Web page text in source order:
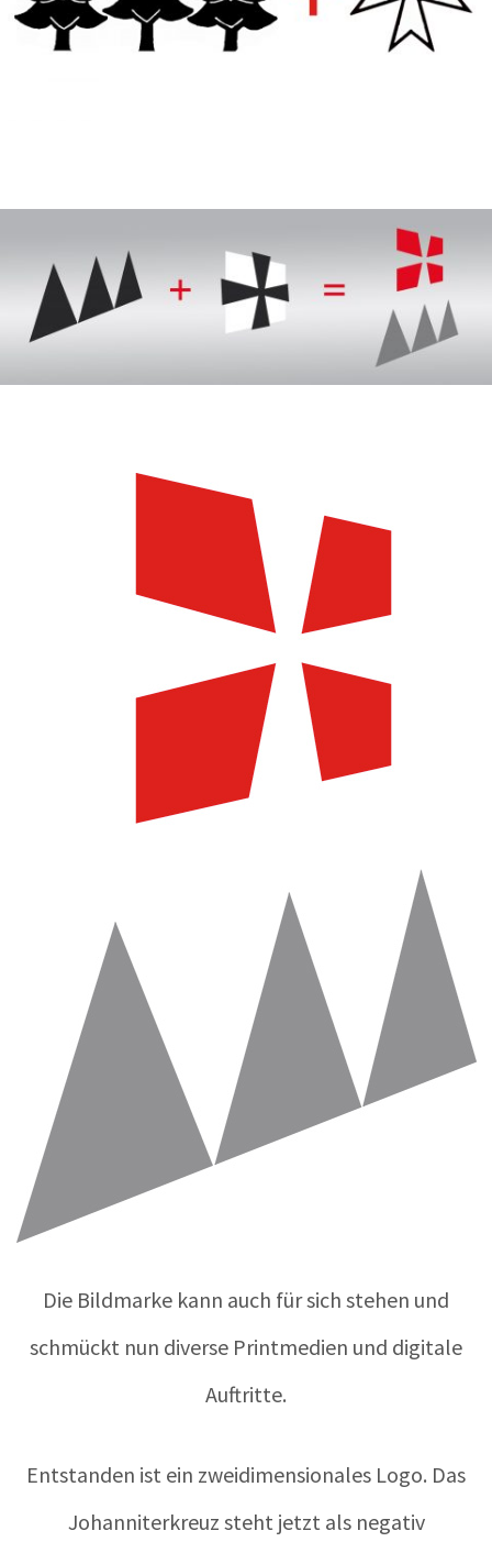
Die Bildmarke kann auch für sich stehen und
schmückt nun diverse Printmedien und digitale
Auftritte.
Entstanden ist ein zweidimensionales Logo. Das
Johanniterkreuz steht jetzt als negativ